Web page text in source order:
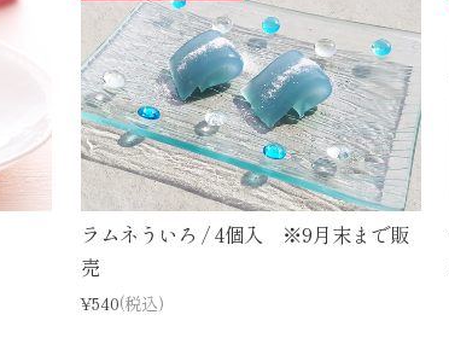
ラムネういろ / 4個入 ※9月末まで販
売
¥540(税込)